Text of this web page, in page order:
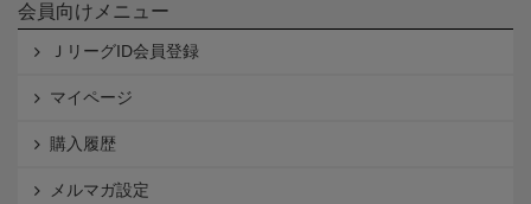
会員向けメニュー
ＪリーグID会員登録
マイページ
購入履歴
メルマガ設定